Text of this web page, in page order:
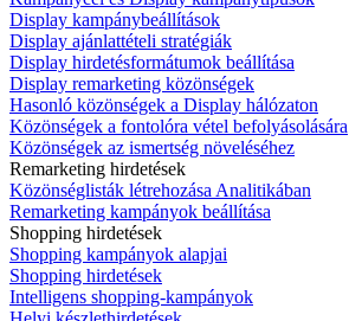
Display kampánybeállítások
Display ajánlattételi stratégiák
Display hirdetésformátumok beállítása
Display remarketing közönségek
Hasonló közönségek a Display hálózaton
Közönségek a fontolóra vétel befolyásolására
Közönségek az ismertség növeléséhez
Remarketing hirdetések
Közönséglisták létrehozása Analitikában
Remarketing kampányok beállítása
Shopping hirdetések
Shopping kampányok alapjai
Shopping hirdetések
Intelligens shopping-kampányok